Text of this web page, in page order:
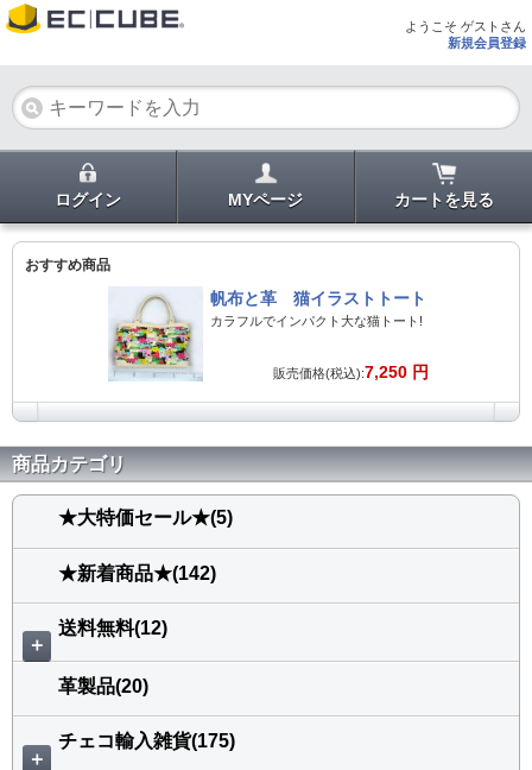
ようこそ ゲストさん
新規会員登録
ログイン MYページ カートを見る
おすすめ商品
帆布と革 猫イラストトート
カラフルでインパクト大な猫トート!
販売価格(税込):7,250 円
商品カテゴリ
★大特価セール★(5)
★新着商品★(142)
＋
送料無料(12)
革製品(20)
＋
チェコ輸入雑貨(175)